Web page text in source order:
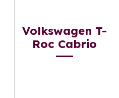
Volkswagen T-
Roc Cabrio